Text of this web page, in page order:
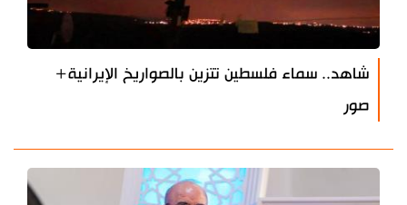
شاهد.. سماء فلسطين تتزين بالصواريخ الإيرانية+
صور